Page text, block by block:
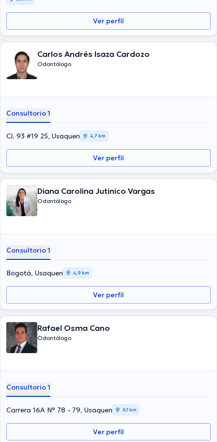
Ver perfil
Carlos Andrés Isaza Cardozo
Odontólogo
Consultorio 1
Cl. 93 #19 25, Usaquen 4,7 km
Ver perfil
Diana Carolina Jutinico Vargas
Odontólogo
Consultorio 1
Bogotá, Usaquen 4,9 km
Ver perfil
Rafael Osma Cano
Odontólogo
Consultorio 1
Carrera 16A N° 78 - 79, Usaquen 6,1 km
Ver perfil